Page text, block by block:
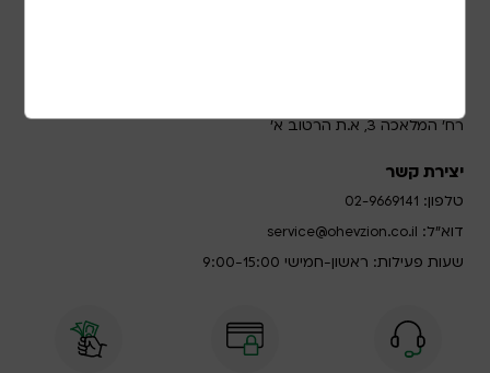
רח' המלאכה 3, א.ת הרטוב א'
יצירת קשר
טלפון: 02-9669141
דוא”ל: service@ohevzion.co.il
שעות פעילות: ראשון-חמישי 9:00-15:00